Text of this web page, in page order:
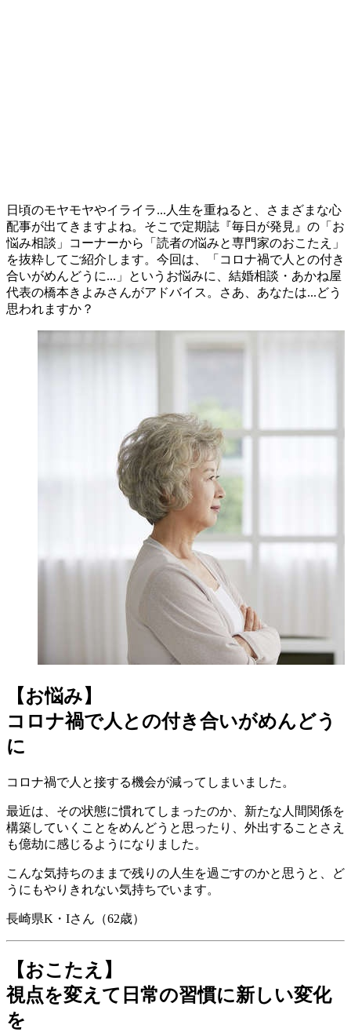
日頃のモヤモヤやイライラ...人生を重ねると、さまざまな心
配事が出てきますよね。そこで定期誌『毎日が発見』の「お
悩み相談」コーナーから「読者の悩みと専門家のおこたえ」
を抜粋してご紹介します。今回は、「コロナ禍で人との付き
合いがめんどうに...」というお悩みに、結婚相談・あかね屋
代表の橋本きよみさんがアドバイス。さあ、あなたは...どう
思われますか？
【お悩み】
コロナ禍で人との付き合いがめんどう
に
コロナ禍で人と接する機会が減ってしまいました。
最近は、その状態に慣れてしまったのか、新たな人間関係を
構築していくことをめんどうと思ったり、外出することさえ
も億劫に感じるようになりました。
こんな気持ちのままで残りの人生を過ごすのかと思うと、ど
うにもやりきれない気持ちでいます。
長崎県K・Iさん（62歳）
【おこたえ】
視点を変えて日常の習慣に新しい変化
を